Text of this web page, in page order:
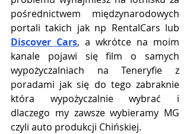
pośrednictwem międzynarodowych
Discover Cars, a wkrótce na moim
kanale pojawi się film o samych
wypożyczalniach na Teneryfie z
poradami jak się do tego zabraknie
która wypożyczalnie wybrać i
dlaczego my zawsze wybieramy MG
czyli auto produkcji Chińskiej.